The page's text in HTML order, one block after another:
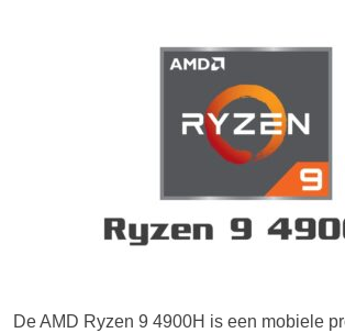
De AMD Ryzen 9 4900H is een mobiele